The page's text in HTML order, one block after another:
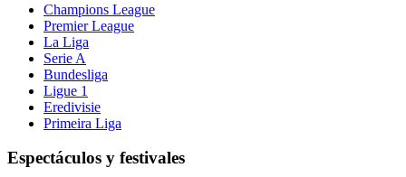
Champions League
Premier League
La Liga
Serie A
Bundesliga
Ligue 1
Eredivisie
Primeira Liga
Espectáculos y festivales